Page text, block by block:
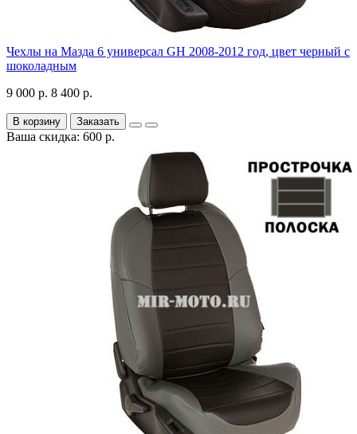
Чехлы на Мазда 6 универсал GH 2008-2012 год, цвет черный с
шоколадным
9 000 р. 8 400 р.
В корзину Заказать
Ваша скидка: 600 р.